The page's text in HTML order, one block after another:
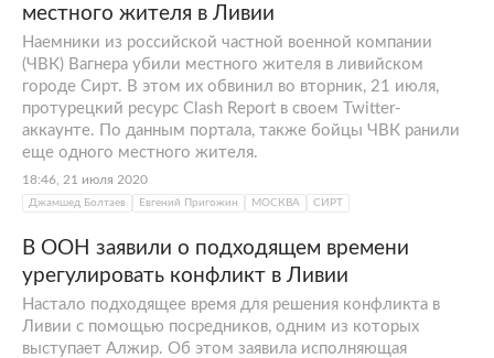
местного жителя в Ливии
Наемники из российской частной военной компании
(ЧВК) Вагнера убили местного жителя в ливийском
городе Сирт. В этом их обвинил во вторник, 21 июля,
протурецкий ресурс Clash Report в своем Twitter-
аккаунте. По данным портала, также бойцы ЧВК ранили
еще одного местного жителя.
18:46, 21 июля 2020
Джамшед Болтаев Евгений Пригожин МОСКВА СИРТ
В ООН заявили о подходящем времени
урегулировать конфликт в Ливии
Настало подходящее время для решения конфликта в
Ливии с помощью посредников, одним из которых
выступает Алжир. Об этом заявила исполняющая